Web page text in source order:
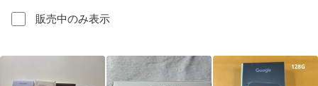
販売中のみ表示